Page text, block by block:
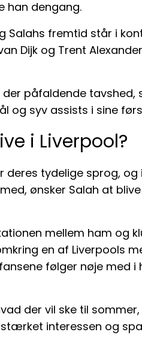
han dengang.
Salahs fremtid står i
Dijk og Trent
der påfaldende
og syv assists i sine
i Liverpool?
tydelige sprog, og
ønsker Salah at
mellem ham og
en af Liverpools
følger nøje med i
der vil ske til
interessen og